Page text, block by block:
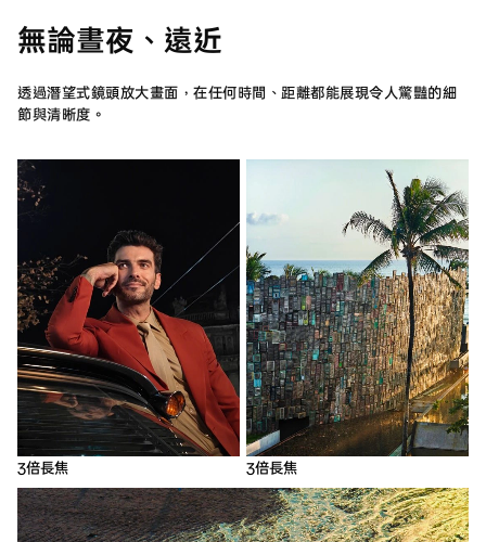
無論晝夜、遠近
透過潛望式鏡頭放大畫面，在任何時間、距離都能展現令人驚豔的細
節與清晰度。
3倍長焦 3倍長焦